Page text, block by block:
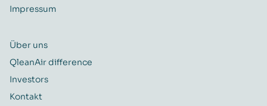
Impressum
Über uns
QleanAir difference
Investors
Kontakt